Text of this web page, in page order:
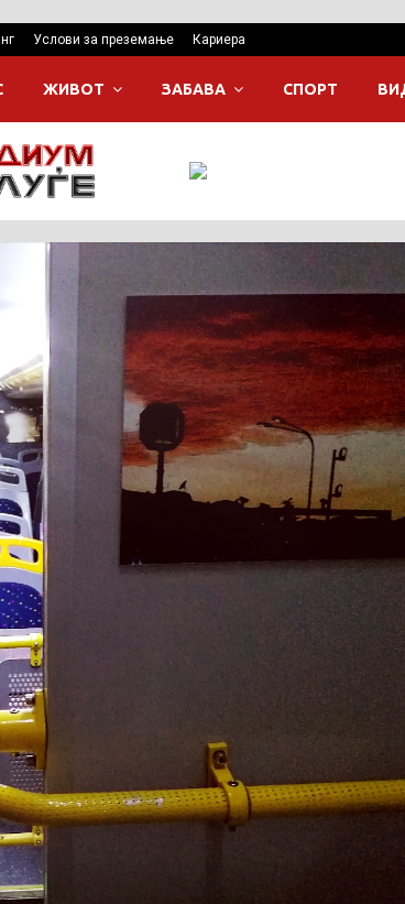
Услови за преземање Кариера
ЖИВОТ ЗАБАВА СПОРТ